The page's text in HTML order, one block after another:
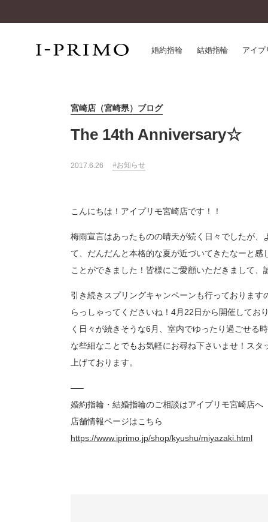
婚約指輪 結婚指輪 アイプ
婚約指輪一覧
セットリング一覧
アニバーサリージュエリー一覧
ダイヤモンドプロポーズ
婚約ネックレス
ダイヤモンドシェイプコレクション
コンセプトシリーズ
オリジンビリーフ
フラワリー
初空
プレミオン
ア
ご
プ
ブ
プ
ご
宮崎店（宮崎県）ブログ
The 14th Anniversary☆
2017.6.26 お知らせ
こんにちは！アイプリモ宮崎店です！！
梅雨宣言はあったものの晴天が続く日々でしたが
て、だんだんと本格的な夏が近づいてきたなーと
ことができました！皆様にご愛顧いただきまして、
引き続きスプリングキャンペーンも行っておりま
らっしゃってくださいね！4月22日から開催してお
く日々が続きそうな6月、室内でゆったり過ごせる
な些細なことでもお気軽にお尋ね下さいませ！ス
上げております。
—–
婚約指輪・結婚指輪のご相談はアイプリモ宮崎店へ
店舗情報ページはこちら
https://www.iprimo.jp/shop/kyushu/miyazaki.html